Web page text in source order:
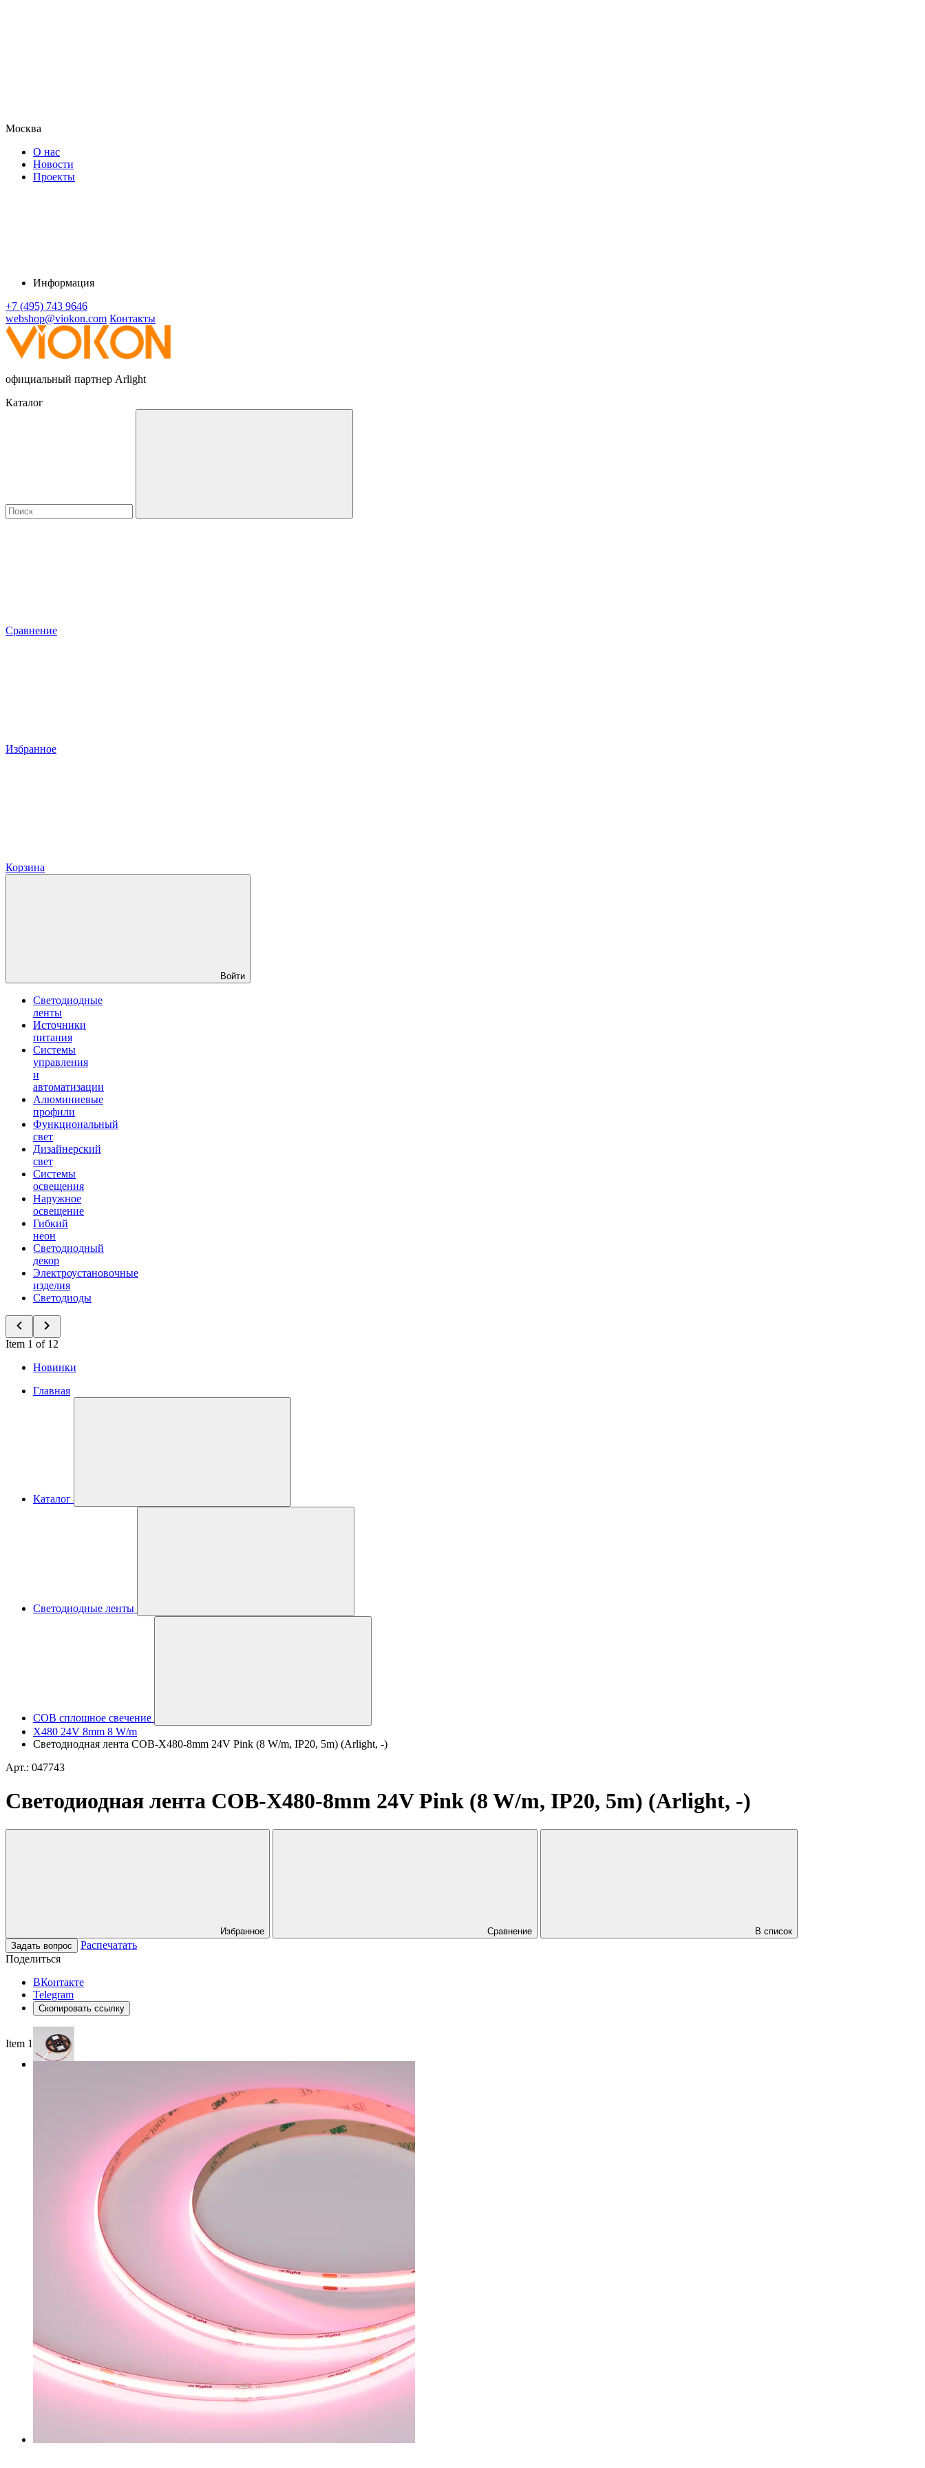
Москва
О нас
Новости
Проекты
Информация
+7 (495) 743 9646
webshop@viokon.com Контакты
официальный партнер Arlight
Каталог
Сравнение
Избранное
Корзина
Войти
Светодиодные
ленты
Источники
питания
Системы
управления
и
автоматизации
Алюминиевые
профили
Функциональный
свет
Дизайнерский
свет
Системы
освещения
Наружное
освещение
Гибкий
неон
Светодиодный
декор
Электроустановочные
изделия
Светодиоды
Item 1 of 12
Новинки
Главная
Каталог
Светодиодные ленты
COB сплошное свечение
X480 24V 8mm 8 W/m
Светодиодная лента COB-X480-8mm 24V Pink (8 W/m, IP20, 5m) (Arlight, -)
Арт.: 047743
Светодиодная лента COB-X480-8mm 24V Pink (8 W/m, IP20, 5m) (Arlight, -)
Избранное Сравнение
В список
Задать вопрос
Распечатать
Поделиться
ВКонтакте
Telegram
Скопировать ссылку
Item 1 of 3